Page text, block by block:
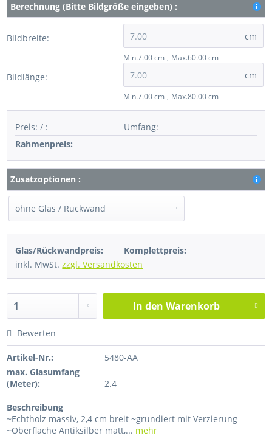
Berechnung (Bitte Bildgröße eingeben) :
Bildbreite: cm
Min.7.00 cm Max.60.00 cm
Bildlänge: cm
Min.7.00 cm Max.80.00 cm
Preis: / : Umfang:
Rahmenpreis:
Zusatzoptionen :
Glas/Rückwandpreis:
Komplettpreis:
inkl. MwSt.zzgl. Versandkosten
In den Warenkorb
Bewerten
Artikel-Nr.:
5480-AA
max. Glasumfang
(Meter):
2.4
Beschreibung
~Echtholz massiv, 2,4 cm breit ~grundiert mit Verzierung
~Oberfläche Antiksilber matt,... mehr